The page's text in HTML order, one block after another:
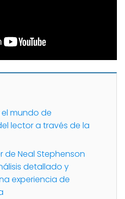
mundo de
lector a través de la
de Neal Stephenson
detallado y
experiencia de